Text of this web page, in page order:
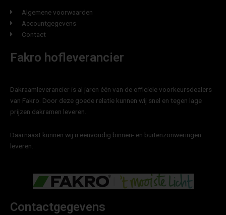
Algemene voorwaarden
Accountgegevens
Contact
Fakro hofleverancier
Dakraamleverancier is al jaren één van de officiele voorkeursdealers
van Fakro. Door deze goede relatie kunnen wij snel en tegen lage
prijzen dakramen leveren.
Daarnaast kunnen wij u eenvoudig binnen- en buitenzonweringen
leveren.
Contactgegevens